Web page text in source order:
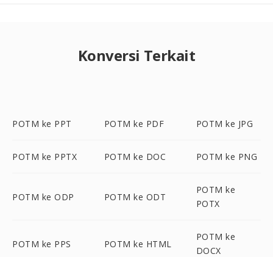
Konversi Terkait
POTM ke PPT POTM ke PDF POTM ke JPG
POTM ke PPTX POTM ke DOC POTM ke PNG
POTM ke ODP POTM ke ODT
POTM ke
POTX
POTM ke PPS POTM ke HTML
POTM ke
DOCX